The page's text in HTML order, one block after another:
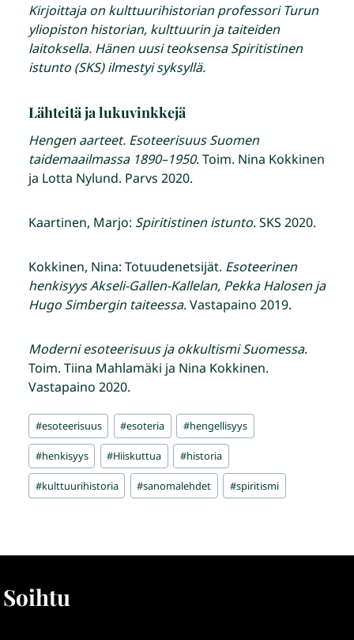
Kirjoittaja on kulttuurihistorian professori Turun
yliopiston historian, kulttuurin ja taiteiden
laitoksella. Hänen uusi teoksensa Spiritistinen
istunto (SKS) ilmestyi syksyllä.
Lähteitä ja lukuvinkkejä
Hengen aarteet. Esoteerisuus Suomen
taidemaailmassa 1890–1950. Toim. Nina Kokkinen
ja Lotta Nylund. Parvs 2020.
Kaartinen, Marjo: Spiritistinen istunto. SKS 2020.
Kokkinen, Nina: Totuudenetsijät. Esoteerinen
henkisyys Akseli-Gallen-Kallelan, Pekka Halosen ja
Hugo Simbergin taiteessa. Vastapaino 2019.
Moderni esoteerisuus ja okkultismi Suomessa.
Toim. Tiina Mahlamäki ja Nina Kokkinen.
Vastapaino 2020.
Avainsanat:
#esoteerisuus #esoteria #hengellisyys
#henkisyys #Hiiskuttua #historia
#kulttuurihistoria #sanomalehdet #spiritismi
Soihtu